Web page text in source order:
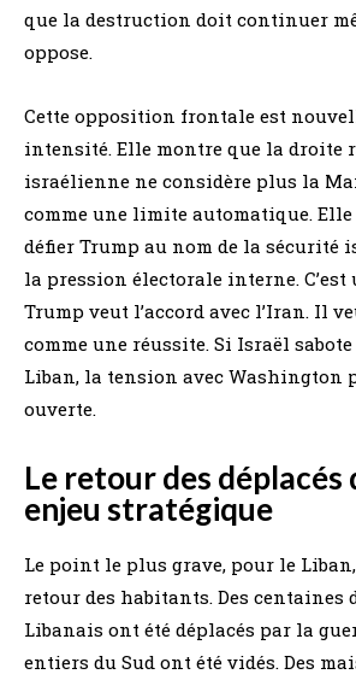
que la destruction doit continuer
oppose.
Cette opposition frontale est
intensité. Elle montre que la droite
israélienne ne considère plus la
comme une limite automatique.
défier Trump au nom de la sécurité
la pression électorale interne.
Trump veut l’accord avec l’Iran. Il
comme une réussite. Si Israël
Liban, la tension avec Washington
ouverte.
Le retour des déplacés
enjeu stratégique
Le point le plus grave, pour le
retour des habitants. Des centaines
Libanais ont été déplacés par la
entiers du Sud ont été vidés. Des